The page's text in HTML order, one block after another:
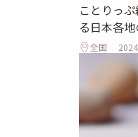
ことりっ
る日本各
全国